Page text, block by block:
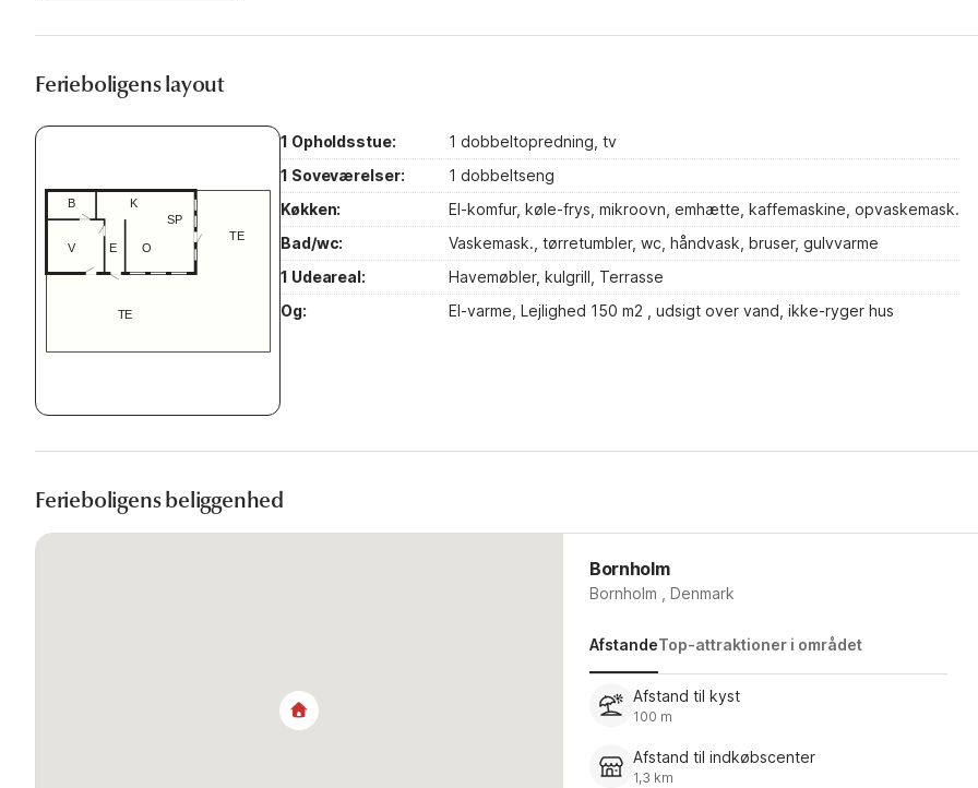
Ferieboligens layout
1 Opholdsstue:
1 dobbeltopredning, tv
1 Soveværelser:
1 dobbeltseng
Køkken:
El-komfur, køle-frys, mikroovn, emhætte, kaffemaskine, opvaskemask.
Bad/wc:
Vaskemask., tørretumbler, wc, håndvask, bruser, gulvvarme
1 Udeareal:
Havemøbler, kulgrill, Terrasse
Og:
El-varme, Lejlighed 150 m2 , udsigt over vand, ikke-ryger hus
Ferieboligens beliggenhed
Bornholm
Bornholm , Denmark
AfstandeTop-attraktioner i området
Afstand til kyst
100 m
Afstand til indkøbscenter
1,3 km